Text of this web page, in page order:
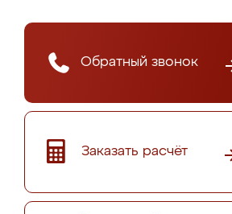
Обратный звонок
Заказать расчёт